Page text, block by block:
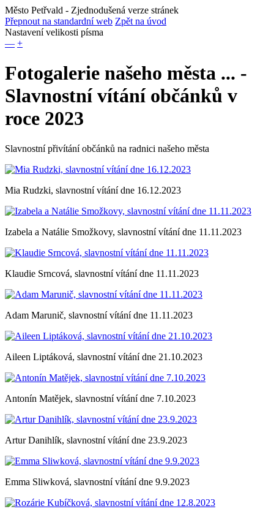
Město Petřvald - Zjednodušená verze stránek
Přepnout na standardní web Zpět na úvod
Nastavení velikosti písma
— +
Fotogalerie našeho města ... -
Slavnostní vítání občánků v
roce 2023
Slavnostní přivítání občánků na radnici našeho města
Mia Rudzki, slavnostní vítání dne 16.12.2023
Izabela a Natálie Smožkovy, slavnostní vítání dne 11.11.2023
Klaudie Srncová, slavnostní vítání dne 11.11.2023
Adam Marunič, slavnostní vítání dne 11.11.2023
Aileen Liptáková, slavnostní vítání dne 21.10.2023
Antonín Matějek, slavnostní vítání dne 7.10.2023
Artur Danihlík, slavnostní vítání dne 23.9.2023
Emma Sliwková, slavnostní vítání dne 9.9.2023